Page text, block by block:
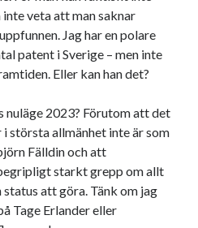
veta att man saknar
Jag har en polare
patent i Sverige – men inte
Eller kan han det?
nuläge 2023? Förutom att det
största allmänhet inte är som
Fälldin och att
starkt grepp om allt
att göra. Tänk om jag
Tage Erlander eller